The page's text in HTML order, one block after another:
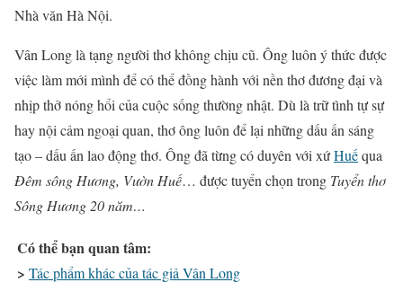
Nhà văn Hà Nội.
Vân Long là tạng người thơ không chịu cũ. Ông luôn ý thức được
việc làm mới mình để có thể đồng hành với nền thơ đương đại và
nhịp thở nóng hổi của cuộc sống thường nhật. Dù là trữ tình tự sự
hay nội cảm ngoại quan, thơ ông luôn để lại những dấu ấn sáng
tạo – dấu ấn lao động thơ. Ông đã từng có duyên với xứHuếqua
Đêm sông Hương, Vườn Huế… được tuyển chọn trong Tuyển thơ
Sông Hương 20 năm…
Có thể bạn quan tâm:
> Tác phẩm khác của tác giả Vân Long